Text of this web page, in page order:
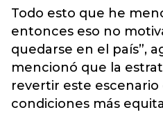
Todo esto que he
entonces eso no
quedarse en el país”,
mencionó que la
revertir este escenario
condiciones más